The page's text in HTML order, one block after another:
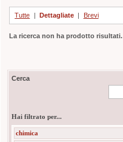
Tutte | Dettagliate | Brevi
La ricerca non ha prodotto risultati.
Cerca
Hai filtrato per...
chimica